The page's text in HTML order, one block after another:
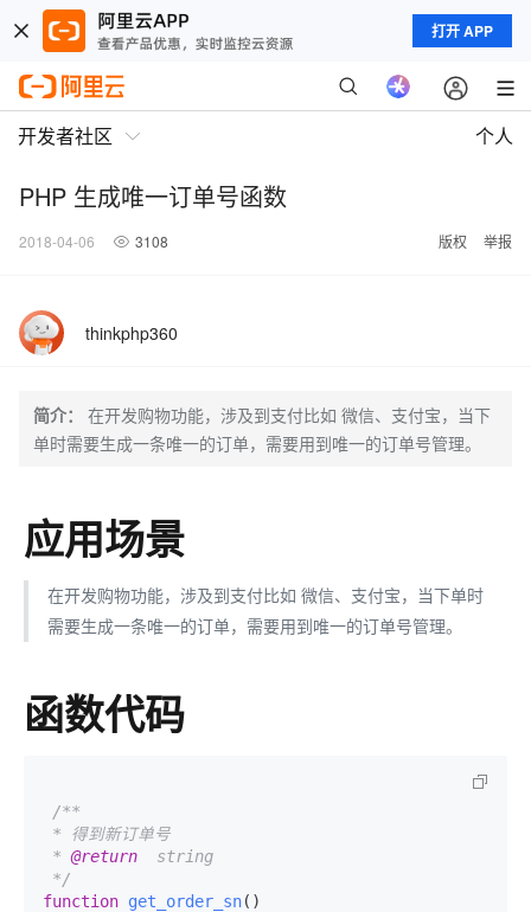
打开 APP
开发者社区 个人
PHP 生成唯一订单号函数
2018-04-06 3108 版权 举报
thinkphp360
简介：
在开发购物功能，涉及到支付比如 微信、支付宝，当下
单时需要生成一条唯一的订单，需要用到唯一的订单号管理。
应用场景
在开发购物功能，涉及到支付比如 微信、支付宝，当下单时
需要生成一条唯一的订单，需要用到唯一的订单号管理。
函数代码
/**
* @return
  string
*/
function get_order_sn(